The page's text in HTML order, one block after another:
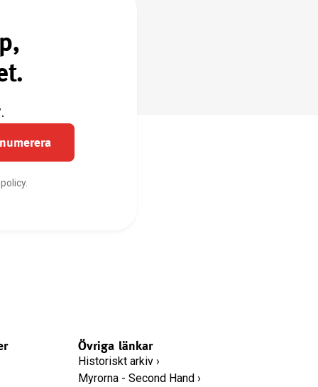
Övriga länkar
Historiskt arkiv›
Myrorna - Second Hand›